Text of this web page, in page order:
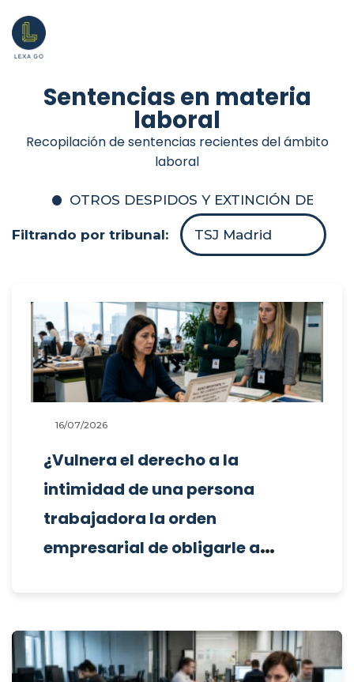
Sentencias en materia
laboral
Recopilación de sentencias recientes del ámbito
laboral
OTROS DESPIDOS Y EXTINCIÓN DEL
Filtrando por tribunal: TSJ Madrid
16/07/2026
¿Vulnera el derecho a la
intimidad de una persona
trabajadora la orden
empresarial de obligarle a
prohibirle cambiar la
contraseña, sin la existencia de